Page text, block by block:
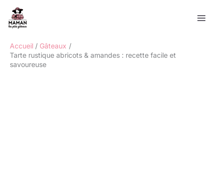
contenu
Accueil
Gâteaux
Tarte rustique abricots & amandes : recette facile et
savoureuse
Rechercher